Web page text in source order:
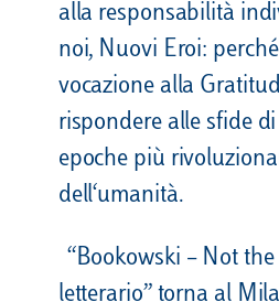
alla responsabilità
noi, Nuovi Eroi:
vocazione alla
rispondere alle sfide
epoche più
dell‘umanità.
“Bookowski – Not
letterario” torna al